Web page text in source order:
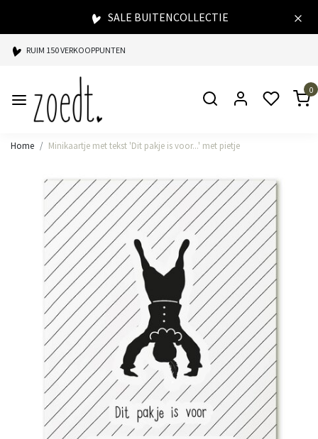
SALE BUITENCOLLECTIE
RUIM 150 VERKOOPPUNTEN
SPAARPUNTEN BIJ ELKE AANKOOP
SNELLE LEVERING
0
Home Minikaartje met tekst 'Dit pakje is voor...' met pietje